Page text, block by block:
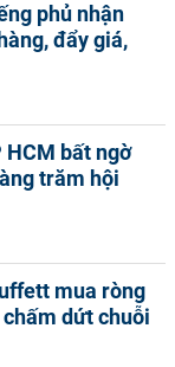
phủ nhận
đẩy giá,
HCM bất ngờ
trăm hội
mua ròng
chấm dứt chuỗi